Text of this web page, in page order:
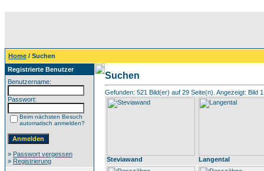
Home / Suchen
Registrierte Benutzer
Benutzername:
Passwort:
Beim nächsten Besuch
automatisch anmelden?
» Passwort vergessen
» Registrierung
Suchen
Gefunden: 521 Bild(er) auf 29 Seite(n). Angezeigt: Bild
Steviawand Langental